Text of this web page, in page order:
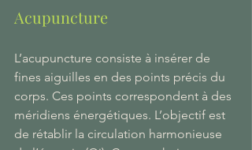
Acupuncture
L’acupuncture consiste à insérer de
fines aiguilles en des points précis du
corps. Ces points correspondent à des
méridiens énergétiques. L’objectif est
de rétablir la circulation harmonieuse